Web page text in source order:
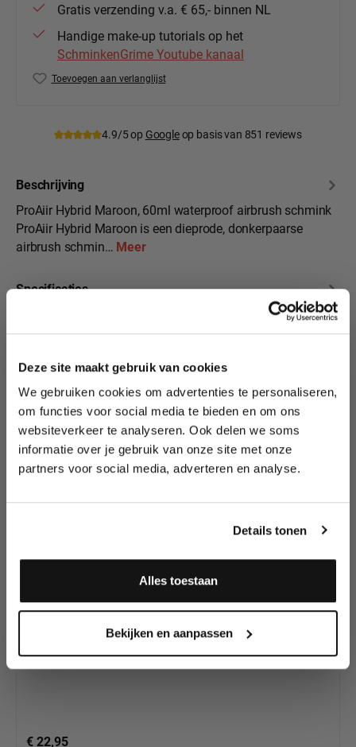
Deze site maakt gebruik van cookies
We gebruiken cookies om advertenties te personaliseren,
om functies voor social media te bieden en om ons
websiteverkeer te analyseren. Ook delen we soms
informatie over je gebruik van onze site met onze
partners voor social media, adverteren en analyse.
Details tonen
Alles toestaan
Bekijken en aanpassen
Gratis verzending v.a. € 65,- binnen NL
Handige make-up tutorials op het
SchminkenGrime Youtube kanaal
Toevoegen aan verlanglijst
4.9/5 op Googleop basis van 851 reviews
Beschrijving
ProAiir Hybrid Maroon, 60ml waterproof airbrush schmink
ProAiir Hybrid Maroon is een dieprode, donkerpaarse
airbrush schmin… Meer
Specificaties
Beoordelingen
Productgalerij overslaan
Andere ProAiir
Hybrid Producten
ProAiir Hybrid Orange, 60ml
€ 22,95
10% korting?
Lees als eerste over nieuwe producten,
tutorials, aanbiedingen, evenementen,
wedstrijden en meer.
Meld je aan en ontvang direct
Ja, ik meld me aan